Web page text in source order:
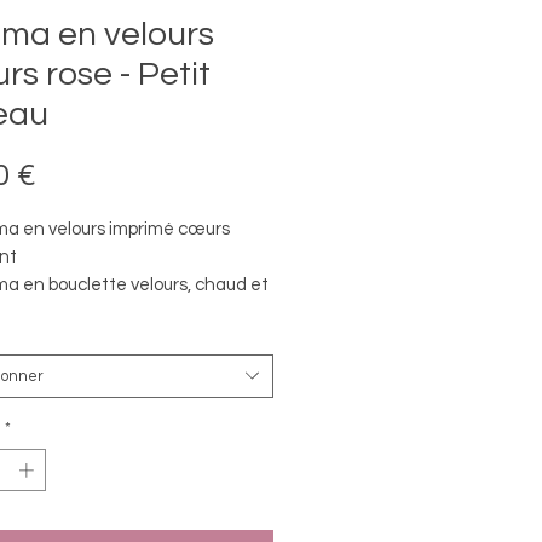
en velours
rose - Petit
€
en velours imprimé cœurs
en bouclette velours, chaud et
bas de manches et de
en côte 1x1 unie.
élastiquée.
*